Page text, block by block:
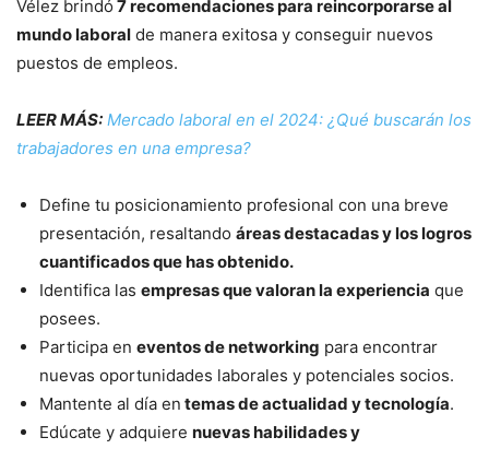
Vélez brindó 7 recomendaciones para reincorporarse al
mundo laboral de manera exitosa y conseguir nuevos
puestos de empleos.
LEER MÁS: Mercado laboral en el 2024: ¿Qué buscarán los
trabajadores en una empresa?
Define tu posicionamiento profesional con una breve
presentación, resaltando áreas destacadas y los logros
cuantificados que has obtenido.
Identifica las empresas que valoran la experiencia que
posees.
Participa en eventos de networking para encontrar
nuevas oportunidades laborales y potenciales socios.
Mantente al día en temas de actualidad y tecnología.
Edúcate y adquiere nuevas habilidades y